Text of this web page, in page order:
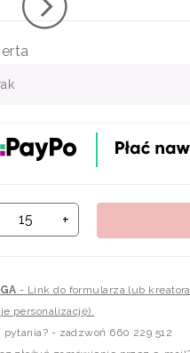
+
- Link do formularza lub
personalizację).
pytania? - zadzwoń 660 229 512